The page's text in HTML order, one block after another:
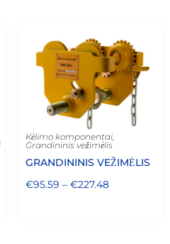
Kėlimo komponentai
Grandininis vežimėlis
GRANDININIS VEŽIMĖLIS
€95.59 – €227.48